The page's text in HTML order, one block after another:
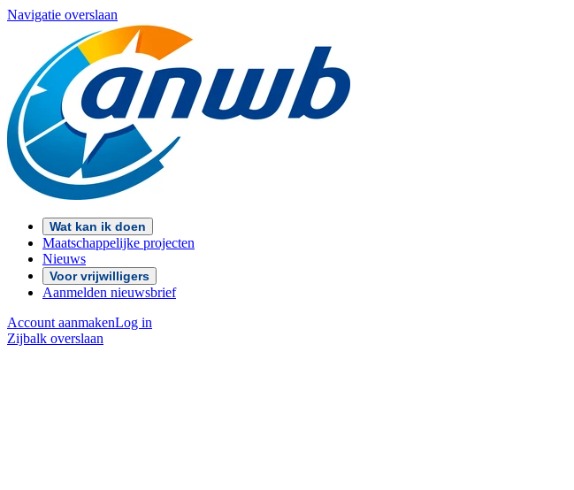
Navigatie overslaan
Wat kan ik doen
Maatschappelijke projecten
Nieuws
Voor vrijwilligers
Aanmelden nieuwsbrief
Account aanmakenLog in
Zijbalk overslaan